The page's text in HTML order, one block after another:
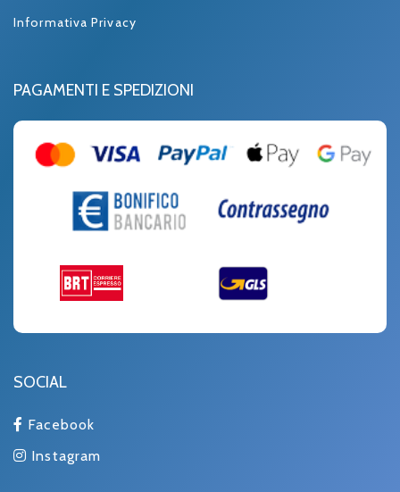
Informativa Privacy
PAGAMENTI E SPEDIZIONI
SOCIAL
Facebook
Instagram